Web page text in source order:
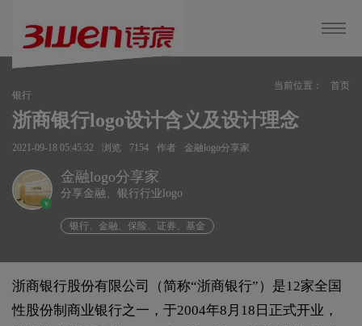
当前位置：
首页
银行
浙商银行logo设计含义及设计理念
2021-09-18 05:45:32 浏览 7154 作者 金融logo分享家
v
金融logo分享家
分享金融、银行行业logo
银行、金融、保险、证券、基金
浙商银行股份有限公司（简称“浙商银行”）是12家全国
性股份制商业银行之一，于2004年8月18日正式开业，